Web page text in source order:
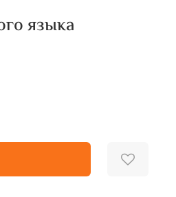
языка